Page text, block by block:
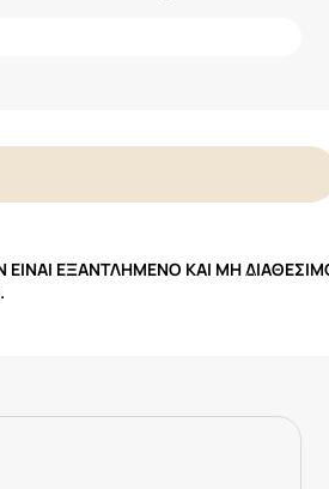
ΕΊΝΑΙ ΕΞΑΝΤΛΗΜΈΝΟ ΚΑΙ ΜΗ